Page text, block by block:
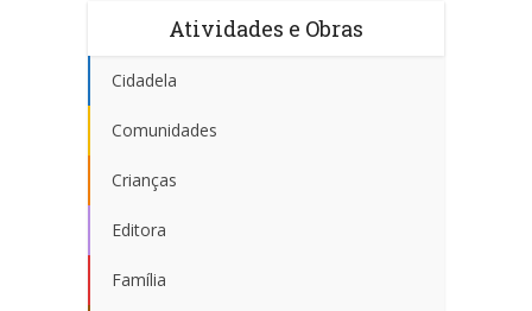
Atividades e Obras
Cidadela
Comunidades
Crianças
Editora
Família